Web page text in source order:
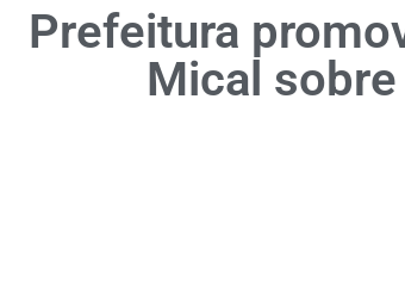
Prefeitura
Mical